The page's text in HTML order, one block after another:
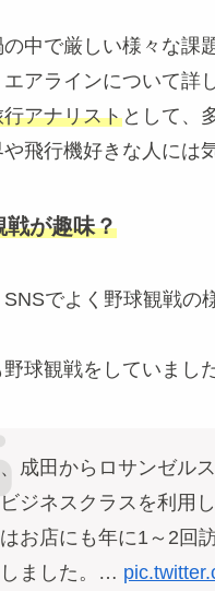
の中で厳しい様々な課
アラインについて詳
アナリストとして、
飛行機好きな人には
戦が趣味？
SNSでよく野球観戦の
球観戦をしていまし
成田からロサンゼル
ジネスクラスを利用
お店にも年に1～2回
ました。…